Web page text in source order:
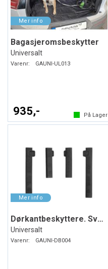
Bagasjeromsbeskytter
Universalt
Varenr: GAUNI-UL013
935,- På Lager
Dørkantbeskyttere. Svart. Myk plast
Universalt
Varenr: GAUNI-DB004